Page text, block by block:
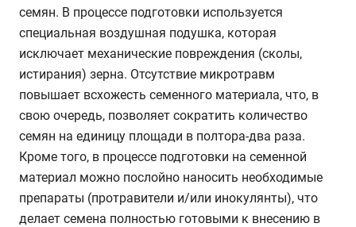
семян. В процессе подготовки используется
специальная воздушная подушка, которая
исключает механические повреждения (сколы,
истирания) зерна. Отсутствие микротравм
повышает всхожесть семенного материала, что, в
свою очередь, позволяет сократить количество
семян на единицу площади в полтора-два раза.
Кроме того, в процессе подготовки на семенной
материал можно послойно наносить необходимые
препараты (протравители и/или инокулянты), что
делает семена полностью готовыми к внесению в